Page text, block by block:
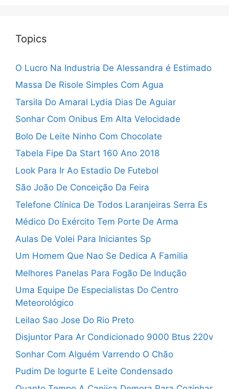
Topics
O Lucro Na Industria De Alessandra é Estimado
Massa De Risole Simples Com Agua
Tarsila Do Amaral Lydia Dias De Aguiar
Sonhar Com Onibus Em Alta Velocidade
Bolo De Leite Ninho Com Chocolate
Tabela Fipe Da Start 160 Ano 2018
Look Para Ir Ao Estadio De Futebol
São João De Conceição Da Feira
Telefone Clínica De Todos Laranjeiras Serra Es
Médico Do Exército Tem Porte De Arma
Aulas De Volei Para Iniciantes Sp
Um Homem Que Nao Se Dedica A Familia
Melhores Panelas Para Fogão De Indução
Uma Equipe De Especialistas Do Centro
Meteorológico
Leilao Sao Jose Do Rio Preto
Disjuntor Para Ar Condicionado 9000 Btus 220v
Sonhar Com Alguém Varrendo O Chão
Pudim De Iogurte E Leite Condensado